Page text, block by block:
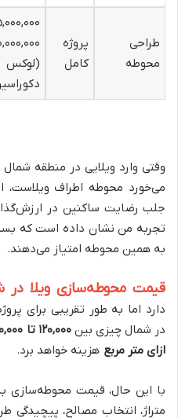
طراحی
محوطه
پروژه
کامل
(لوکس
وقتی وارد ویلایی در منطقه
می‌خورد محوطه اطراف ویلاست،
جلب رضایت ساکنین در
تجربه من نشان داده است که
به همین محوطه امتیاز می‌دهند.
قیمت محوطه‌سازی ویلا در
دارد اما به طور تقریبی برای
در شمال چیزی بین۱۲۰,۰۰۰ تا
ازای متر مربع هزینه خواهد برد.
با این حال، قیمت
متراژ، انتخاب مصالح، پیچیدگی